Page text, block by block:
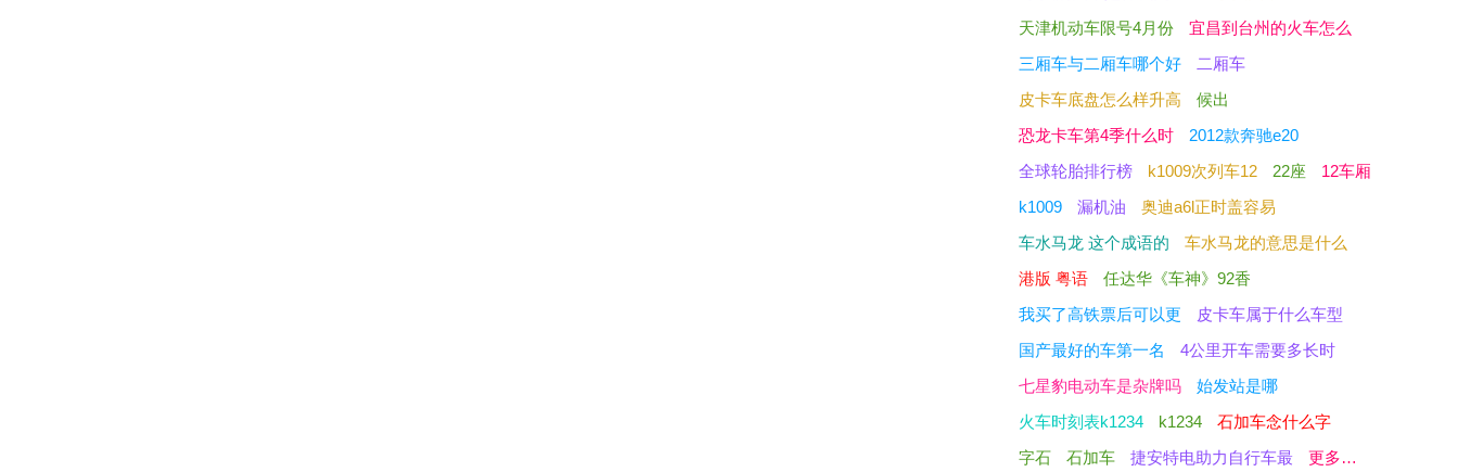
天津机动车限号4月份
宜昌到台州的火车怎么
三厢车与二厢车哪个好
二厢车
皮卡车底盘怎么样升高
候出
恐龙卡车第4季什么时
2012款奔驰e20
全球轮胎排行榜
k1009次列车12 22座
12车厢
k1009
漏机油
奥迪a6l正时盖容易
车水马龙 这个成语的
车水马龙的意思是什么
港版 粤语
任达华《车神》92香
我买了高铁票后可以更
皮卡车属于什么车型
国产最好的车第一名
4公里开车需要多长时
七星豹电动车是杂牌吗
始发站是哪
火车时刻表k1234
k1234
石加车念什么字
字石
石加车 捷安特电助力自行车最 更多…